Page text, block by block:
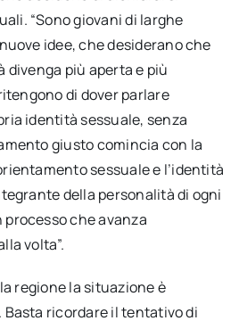
“Sono giovani di larghe
idee, che desiderano che
più aperta e più
di dover parlare
identità sessuale, senza
giusto comincia con la
sessuale e l’identità
della personalità di ogni
processo che avanza
volta”.
regione la situazione è
ricordare il tentativo di